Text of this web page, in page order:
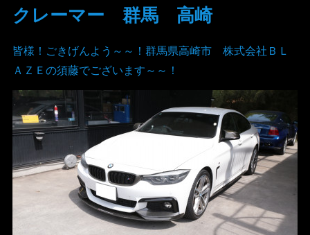
クレーマー 群馬 高崎
皆様！ごきげんよう～～！群馬県高崎市 株式会社ＢＬ
ＡＺＥの須藤でございます～～！